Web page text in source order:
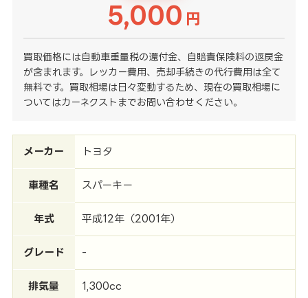
5,000 円
買取価格には自動車重量税の還付金、自賠責保険料の返戻金
が含まれます。レッカー費用、売却手続きの代行費用は全て
無料です。買取相場は日々変動するため、現在の買取相場に
ついてはカーネクストまでお問い合わせください。
メーカー トヨタ
車種名 スパーキー
年式 平成12年（2001年）
グレード -
排気量 1,300cc